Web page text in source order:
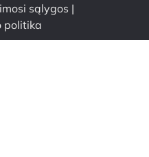
sąlygos |
politika